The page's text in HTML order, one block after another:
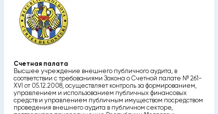
Счетная палата
Высшее учреждение внешнего публичного аудита, в
соответствии с требованиями Закона о Счетной палате № 261-
XVI от 05.12.2008, осуществляет контроль за формированием,
управлением и использованием публичных финансовых
средств и управлением публичным имуществом посредством
проведения внешнего аудита в публичном секторе,